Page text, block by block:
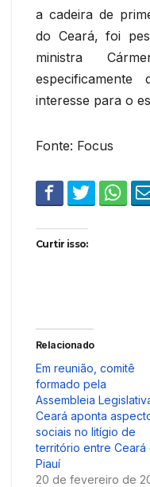
a cadeira de
do Ceará, foi
ministra
interesse para o
Fonte: Focus
Curtir isso:
Relacionado
Em reunião, comitê
formado pela
Assembleia
Ceará aponta
sociais no litígio de
território entre Ceará
Piauí
20 de fevereiro de